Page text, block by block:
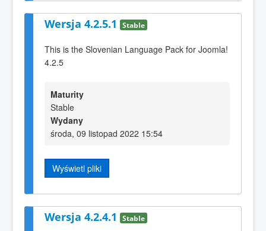
Wersja 4.2.5.1 Stable
This is the Slovenian Language Pack for Joomla!
4.2.5
Maturity
Stable
Wydany
środa, 09 listopad 2022 15:54
Wyświetl pliki
Wersja 4.2.4.1 Stable